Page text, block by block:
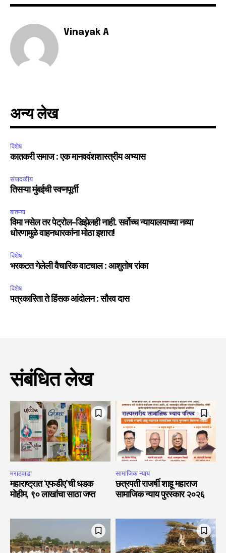
Vinayak A
अन्य लेख
विशेष
कातकरी समाज : एक मानववंशशास्त्रीय अभ्यास
संपादकीय
तिसऱ्या मुंबईची स्वप्नपूर्ती
बातम्या
विमा नसेल तर पेट्रोल-डिझेलही नाही. सर्वोच्च न्यायालयाच्या नव्या
धोरणामुळे वाहनधारकांना मोठा इशारा!
विशेष
भरकटत गेलेली वैचारिक वाटचाल : आशुतोष रांका
विशेष
पत्रकारिता ते हिंसक आंदोलन : सौरव दास
संबंधित लेख
मराठवाडा
महाराष्ट्रात ‘एफडीए’ची धडक
मोहीम, ९० लाखांचा साठा जप्त
सामाजिक न्याय
छत्रपती राजर्षी शाहू महाराज
सामाजिक न्याय पुरस्कार २०२६